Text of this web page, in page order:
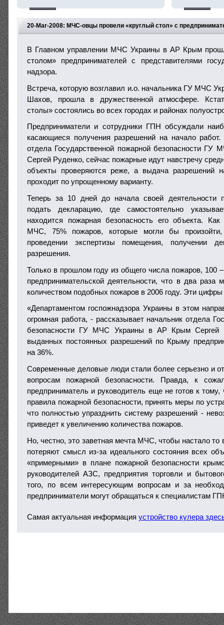
20-Mar-2008: МЧС-овцы провели «круглый стол» с
В Главном управлении МЧС Украины в АР Крым
столом» предпринимателей с представителями
надзора.
Встреча, которую возглавил и.о. начальника ГУ МЧС
Шахов, прошла в дружественной атмосфере.
столы» состоялись во всех городах и районах
Предприниматели и сотрудники ГПН обсуждали
касающиеся получения разрешений на начало работ.
отдела Государственной пожарной безопасности
Сергей Руденко, сейчас пожарные идут навстречу
объекты проверяются реже, а выдача разрешений
проходит по упрощенному варианту.
Теперь за 10 дней до начала своей деятельности
подать декларацию, где самостоятельно
находится пожарная безопасность его объекта.
МЧС, 75% пожаров, которые могли бы произойти,
проведении экспертизы помещения, получении
разрешения.
Только в прошлом году из общего числа пожаров, 100
предпринимательской деятельности, что в два раза
количеством подобных пожаров в 2006 году. Эти цифры
«Департаментом госпожнадзора Украины в этом
огромная работа, - рассказывает начальник отдела
безопасности ГУ МЧС Украины в АР Крым Сергей
выданных постоянных разрешений по Крыму
на 36%.
Современные деловые люди стали более серьезно и
вопросам пожарной безопасности. Правда, к
предприниматель и руководитель еще не готов к
правила пожарной безопасности, принять меры по
что полностью упразднить систему разрешений -
приведет к увеличению количества пожаров.
Но, честно, это заветная мечта МЧС, чтобы настало то
потеряют смысл из-за идеального состояния всех
«примерными» в плане пожарной безопасности
руководителей АЗС, предприятия торговли и
того, по всем интересующим вопросам и за
предприниматели могут обращаться к специалистам
Самая актуальная информация устройство кулера